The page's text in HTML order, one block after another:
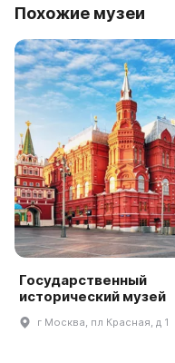
Похожие музеи
Государственный
исторический музей
г Москва, пл Красная, д 1